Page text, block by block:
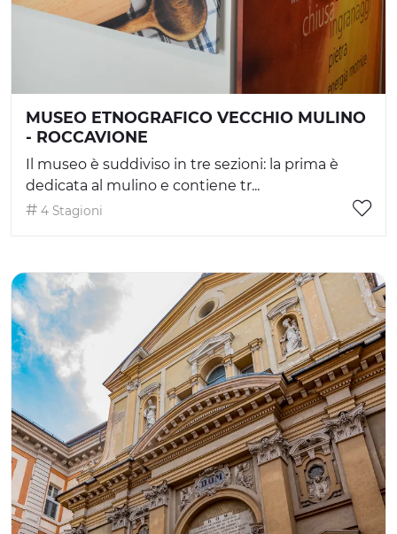
MUSEO ETNOGRAFICO VECCHIO MULINO
- ROCCAVIONE
Il museo è suddiviso in tre sezioni: la prima è
dedicata al mulino e contiene tr...
4 Stagioni